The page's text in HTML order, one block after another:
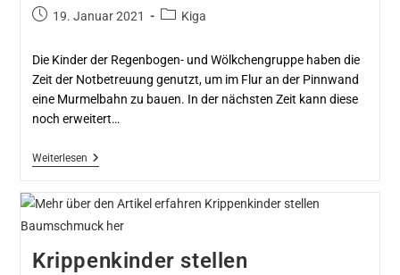
19. Januar 2021 Kiga
Die Kinder der Regenbogen- und Wölkchengruppe haben die
Zeit der Notbetreuung genutzt, um im Flur an der Pinnwand
eine Murmelbahn zu bauen. In der nächsten Zeit kann diese
noch erweitert…
Weiterlesen
Krippenkinder stellen